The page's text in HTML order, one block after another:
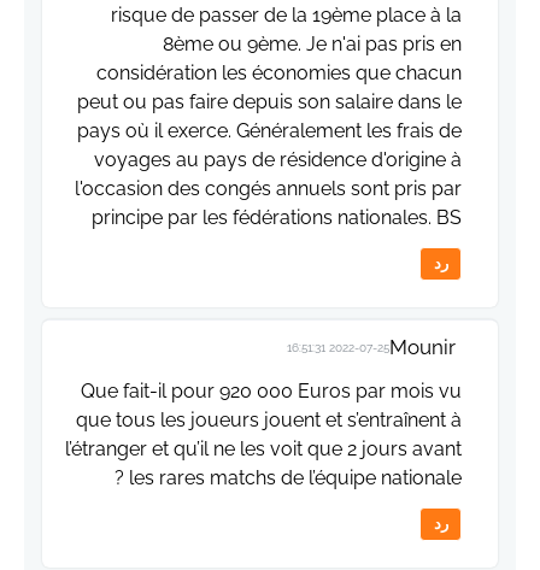
risque de passer de la 19ème place à la
8ème ou 9ème. Je n'ai pas pris en
considération les économies que chacun
peut ou pas faire depuis son salaire dans le
pays où il exerce. Généralement les frais de
voyages au pays de résidence d'origine à
l'occasion des congés annuels sont pris par
principe par les fédérations nationales. BS
رد
Mounir
2022-07-25 16:51:31
Que fait-il pour 920 000 Euros par mois vu
que tous les joueurs jouent et s’entraînent à
l’étranger et qu’il ne les voit que 2 jours avant
les rares matchs de l’équipe nationale ?
رد